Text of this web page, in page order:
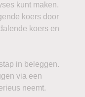
kunt maken.
koers door
koers en
in beleggen.
via een
neemt.